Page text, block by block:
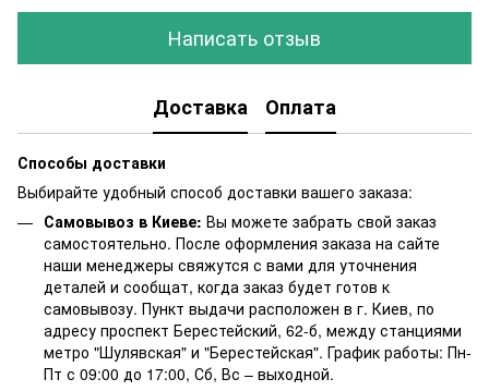
Написать отзыв
Доставка Оплата
Способы доставки
Выбирайте удобный способ доставки вашего заказа:
Самовывоз в Киеве: Вы можете забрать свой заказ
самостоятельно. После оформления заказа на сайте
наши менеджеры свяжутся с вами для уточнения
деталей и сообщат, когда заказ будет готов к
самовывозу. Пункт выдачи расположен в г. Киев, по
адресу проспект Берестейский, 62-б, между станциями
метро "Шулявская" и "Берестейская". График работы: Пн-
Пт с 09:00 до 17:00, Сб, Вс – выходной.